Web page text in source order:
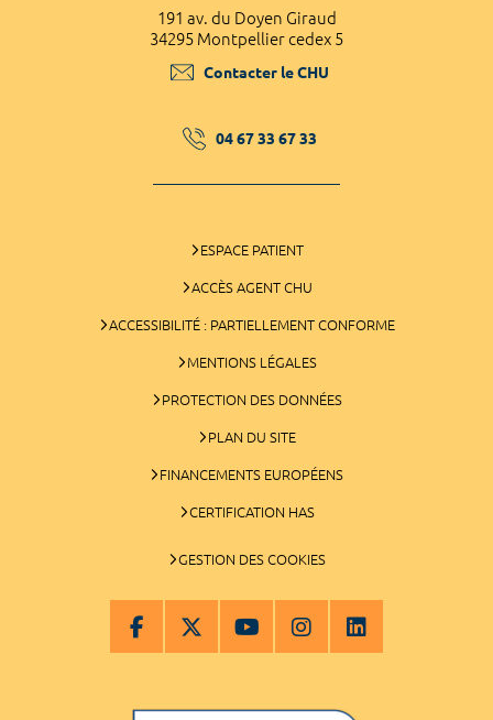
191 av. du Doyen Giraud
34295 Montpellier cedex 5
Contacter le CHU
04 67 33 67 33
ESPACE PATIENT
ACCÈS AGENT CHU
ACCESSIBILITÉ : PARTIELLEMENT CONFORME
MENTIONS LÉGALES
PROTECTION DES DONNÉES
PLAN DU SITE
FINANCEMENTS EUROPÉENS
CERTIFICATION HAS
GESTION DES COOKIES